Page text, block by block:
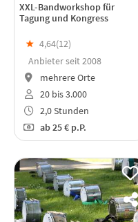
XXL-Bandworkshop für
Tagung und Kongress
★ 4,64(12)
Anbieter seit 2008
mehrere Orte
20 bis 3.000
2,0 Stunden
ab25 € p.P.